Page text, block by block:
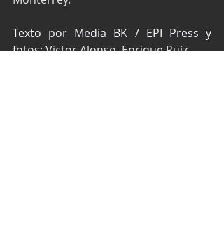
Texto por Media BK / EPI Press y
fotos: Victor Alonso, Enrique Ruíz